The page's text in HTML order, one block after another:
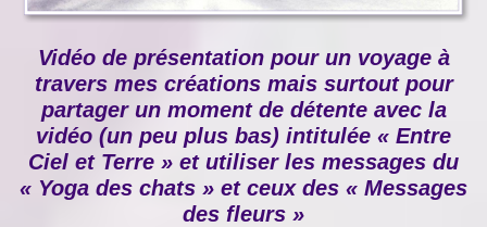
Vidéo de présentation pour un voyage à
travers mes créations mais surtout pour
partager un moment de détente avec la
vidéo (un peu plus bas) intitulée « Entre
Ciel et Terre » et utiliser les messages du
« Yoga des chats » et ceux des « Messages
des fleurs »